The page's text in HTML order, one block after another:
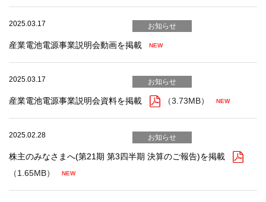
2025.03.17 お知らせ
産業電池電源事業説明会動画を掲載
2025.03.17 お知らせ
産業電池電源事業説明会資料を掲載 （3.73MB）
2025.02.28 お知らせ
株主のみなさまへ(第21期 第3四半期 決算のご報告)を掲載
（1.65MB）